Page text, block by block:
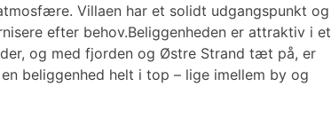
Villaen har et solidt udgangspunkt og
efter behov.Beliggenheden er attraktiv i et
og med fjorden og Østre Strand tæt på, er
beliggenhed helt i top – lige imellem by og